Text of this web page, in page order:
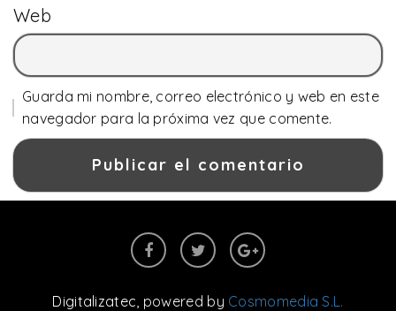
Web
Guarda mi nombre, correo electrónico y web en este
navegador para la próxima vez que comente.
Digitalizatec , powered by Cosmomedia S.L.